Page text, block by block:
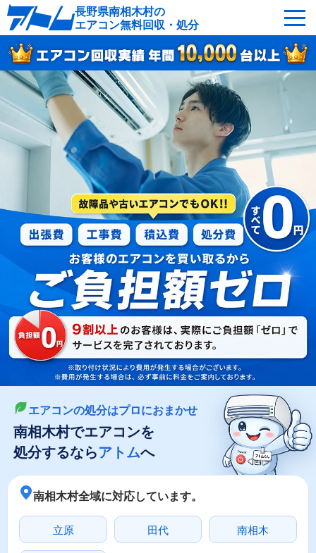
長野県南相木村の
エアコン無料回収・処分
サービスの特徴 回収可能なエアコン
対応エリア 回収の流れ
よくあるご質問 運営会社
南相木村へ無料出張
最短即日 お急ぎの方はこちら
050-5482-9461
受付：24時間年中無休（通話料無料）
LINEやメールでカンタン依頼
メールで回収依頼 LINEで回収依頼
エアコンの処分はプロにおまかせ
南相木村でエアコンを
処分するならアトムへ
南相木村全域に対応しています。
立原 田代 南相木